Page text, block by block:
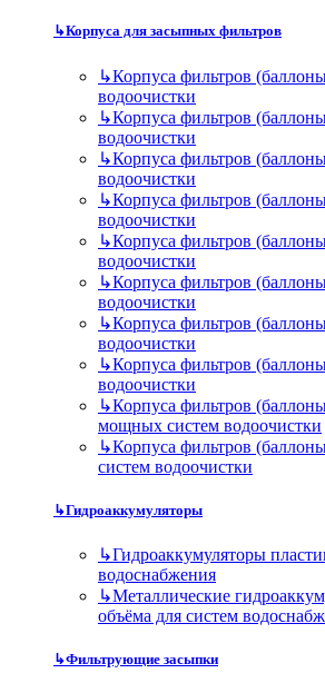
↳Корпуса для засыпных фильтров
↳Корпуса фильтров
водоочистки
↳Корпуса фильтров
водоочистки
↳Корпуса фильтров
водоочистки
↳Корпуса фильтров
водоочистки
↳Корпуса фильтров
водоочистки
↳Корпуса фильтров
водоочистки
↳Корпуса фильтров
водоочистки
↳Корпуса фильтров
водоочистки
↳Корпуса фильтров
мощных систем водоочистки
↳Корпуса фильтров
систем водоочистки
↳Гидроаккумуляторы
↳Гидроаккумуляторы
водоснабжения
↳Металлические
объёма для систем
↳Фильтрующие засыпки